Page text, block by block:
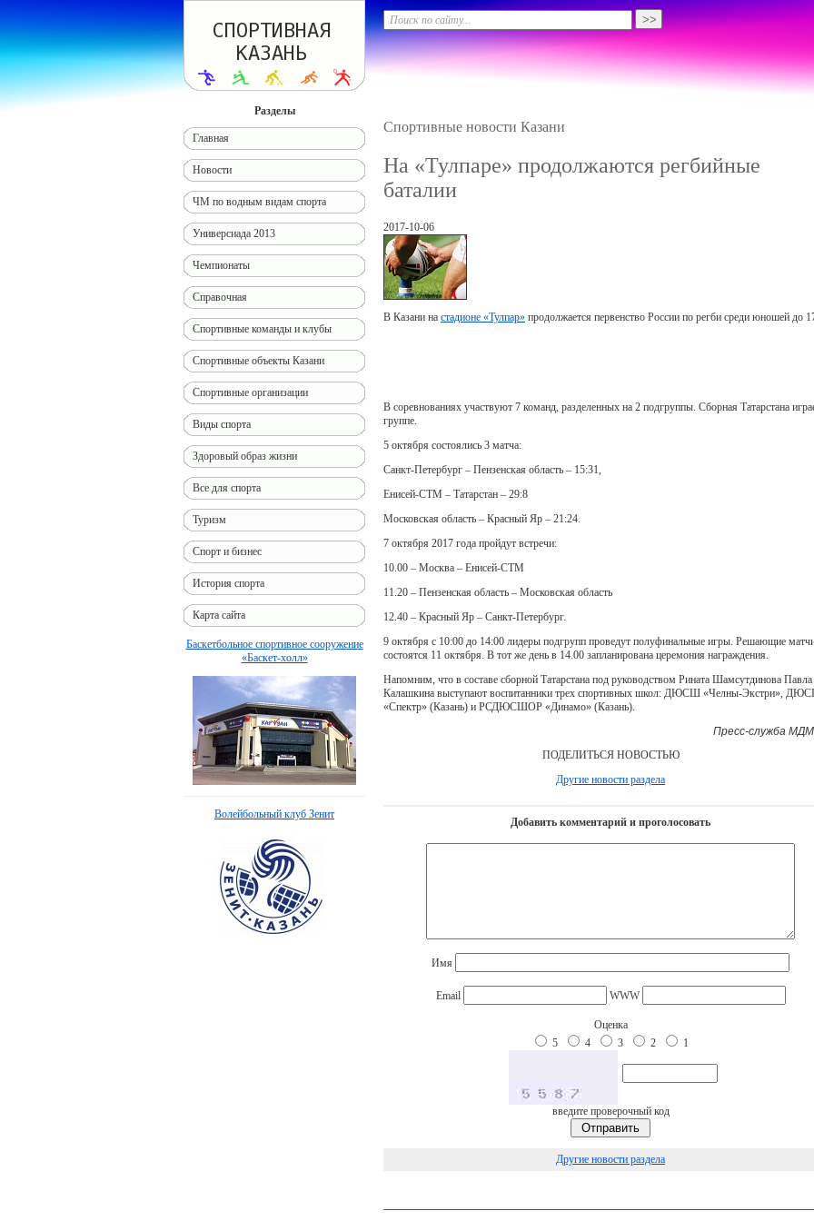
Спортивные новости Казани
На «Тулпаре» продолжаются регбийные
баталии
2017-10-06
В Казани на стадионе «Тулпар» продолжается первенство России по регби среди юношей до
В соревнованиях участвуют 7 команд, разделенных на 2 подгруппы. Сборная Татарстана
группе.
5 октября состоялись 3 матча:
Санкт-Петербург – Пензенская область – 15:31,
Енисей-СТМ – Татарстан – 29:8
Московская область – Красный Яр – 21:24.
7 октября 2017 года пройдут встречи:
10.00 – Москва – Енисей-СТМ
11.20 – Пензенская область – Московская область
12.40 – Красный Яр – Санкт-Петербург.
9 октября с 10:00 до 14:00 лидеры подгрупп проведут полуфинальные игры. Решающие
состоятся 11 октября. В тот же день в 14.00 запланирована церемония награждения.
Напомним, что в составе сборной Татарстана под руководством Рината Шамсутдинова Павла
Калашкина выступают воспитанники трех спортивных школ: ДЮСШ «Челны-Экстри»,
«Спектр» (Казань) и РСДЮСШОР «Динамо» (Казань).
Пресс-служба
ПОДЕЛИТЬСЯ НОВОСТЬЮ
Другие новости раздела
Добавить комментарий и проголосовать
Имя
Email WWW
Оценка
5
4 3 2 1
введите проверочный код
Другие новости раздела
Разделы
Главная
Новости
ЧМ по водным видам спорта
Универсиада 2013
Чемпионаты
Справочная
Спортивные команды и клубы
Спортивные объекты Казани
Спортивные организации
Виды спорта
Здоровый образ жизни
Все для спорта
Туризм
Спорт и бизнес
История спорта
Карта сайта
Баскетбольное спортивное сооружение
«Баскет-холл»
Волейбольный клуб Зенит